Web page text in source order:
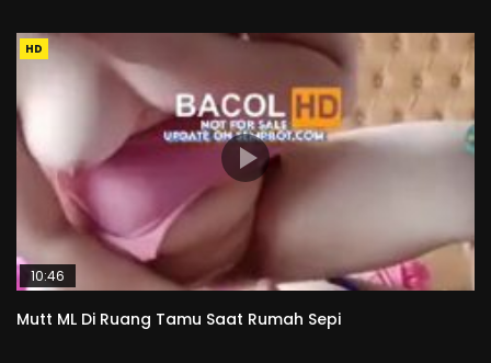
HD
10:46
Mutt ML Di Ruang Tamu Saat Rumah Sepi